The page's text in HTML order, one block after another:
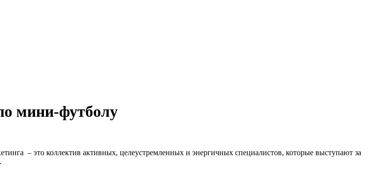
мини-футболу
– это коллектив активных, целеустремленных и энергичных специалистов, которые выступают за